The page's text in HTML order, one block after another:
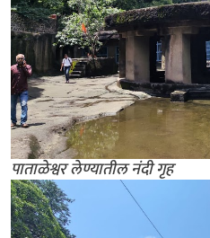
पाताळेश्वर लेण्यातील नंदी गृह